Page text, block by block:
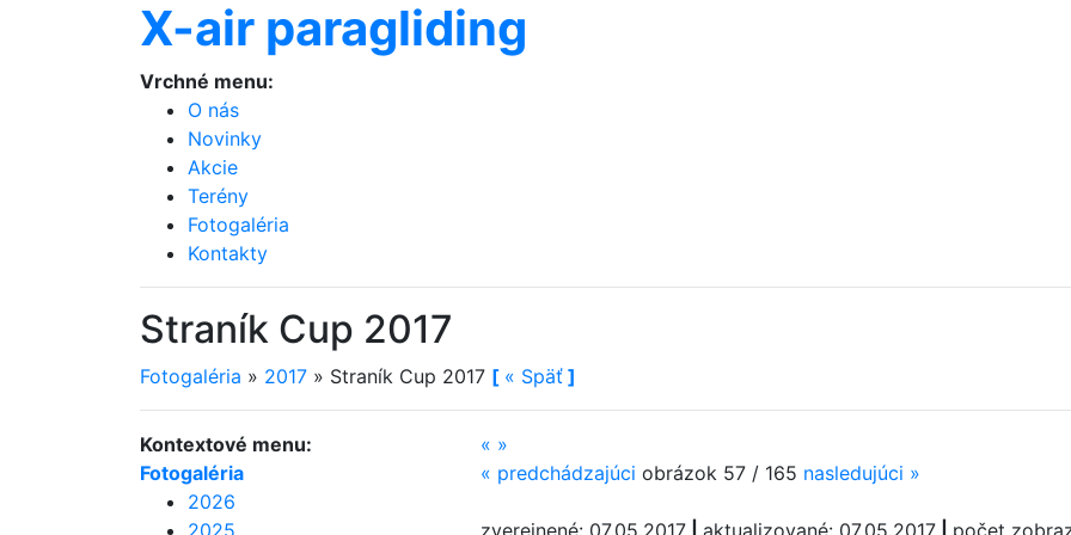
X-air paragliding
Vrchné menu:
O nás
Novinky
Akcie
Terény
Fotogaléria
Kontakty
Straník Cup 2017
Fotogaléria » 2017 » Straník Cup 2017 [ « Späť ]
« »
« predchádzajúci obrázok 57 / 165 nasledujúci »
zverejnené: 07.05.2017 aktualizované: 07.05.2017 počet
Kontextové menu:
Fotogaléria
2026
2025